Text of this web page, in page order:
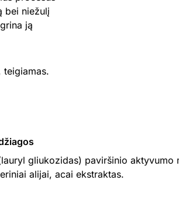
bei niežulį
ją
teigiamas.
gliukozidas) paviršinio aktyvumo
alijai, acai ekstraktas.